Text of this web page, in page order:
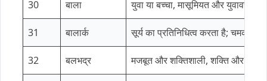
30 बाला युवा या बच्चा, मासूमियत और युवावस्था
31 बालार्क सूर्य का प्रतिनिधित्व करता है; चमक
32 बलभद्र मजबूत और शक्तिशाली, शक्ति और